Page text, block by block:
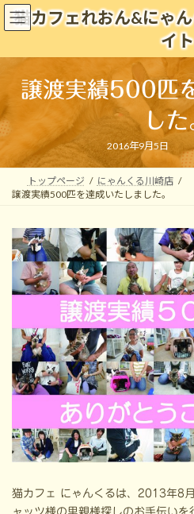
コ
ン
ン
キ
ッ
ナ
ビ
ー
に
移
猫カフェれおん&にゃ
イト
譲渡実績500匹
した
2016年9月5日
トップページ
にゃんくる川崎店
譲渡実績500匹を達成いたしました。
猫カフェ にゃんくるは、2013年8
ャッツ様の里親様探しのお手伝い